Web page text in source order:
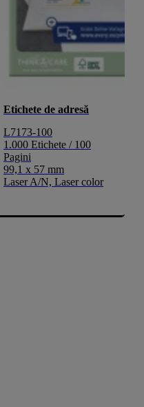
Etichete de adresă
L7173-100
1.000 Etichete / 100
Pagini
99,1 x 57 mm
Laser A/N, Laser color